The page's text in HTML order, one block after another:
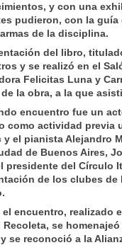
y con una
pudieron, con la guía
de la disciplina.
del libro,
y se realizó en el
Felicitas Luna y
la obra, a la que
encuentro fue un
como actividad previa
y el pianista Alejandro
de Buenos Aires,
presidente del Círculo
de los clubes
el encuentro, realizado
Recoleta, se
se reconoció a la